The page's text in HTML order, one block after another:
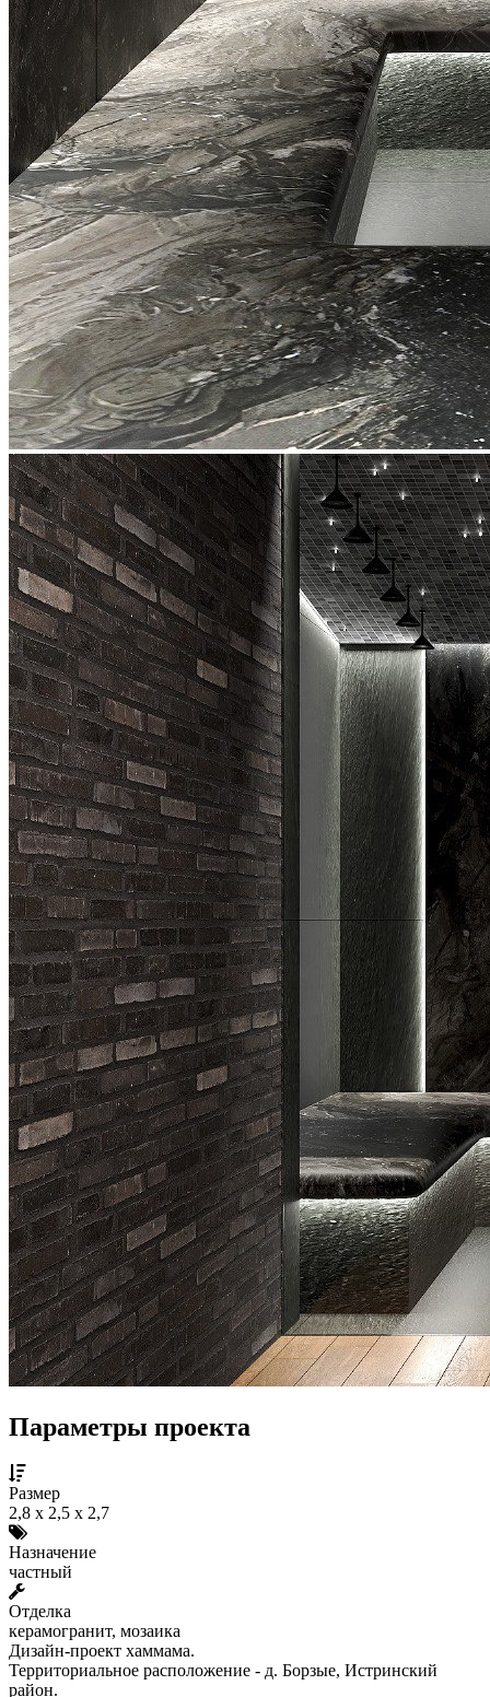
Параметры проекта
Размер
2,8 х 2,5 х 2,7
Назначение
частный
Отделка
керамогранит, мозаика
Дизайн-проект хаммама.
Территориальное расположение - д. Борзые, Истринский
район.